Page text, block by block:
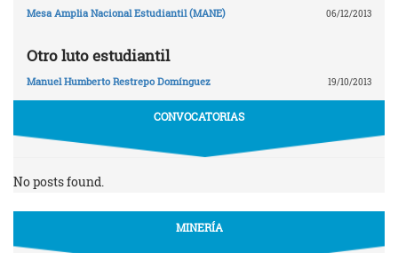
Mesa Amplia Nacional Estudiantil (MANE) 06/12/2013
Otro luto estudiantil
Manuel Humberto Restrepo Domínguez 19/10/2013
CONVOCATORIAS
No posts found.
MINERÍA